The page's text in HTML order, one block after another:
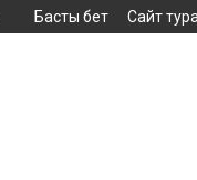
Басты бет Сайт